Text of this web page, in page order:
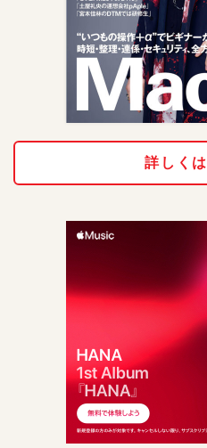
詳しく